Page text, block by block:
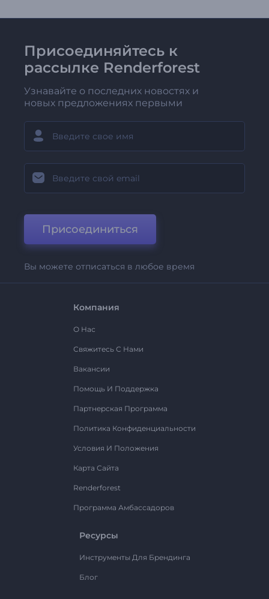
Присоединяйтесь к
рассылке Renderforest
Узнавайте о последних новостях и
новых предложениях первыми
Присоединиться
Вы можете отписаться в любое время
Компания
О Нас
Свяжитесь С Нами
Вакансии
Помощь И Поддержка
Партнерская Программа
Политика Конфиденциальности
Условия И Положения
Карта Сайта
Renderforest
Программа Амбассадоров
Ресурсы
Инструменты Для Брендинга
Блог